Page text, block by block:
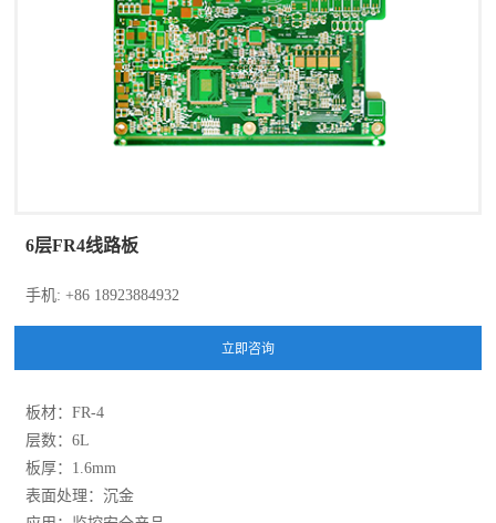
6层FR4线路板
手机: +86 18923884932
板材：FR-4
层数：6L
板厚：1.6mm
表面处理：沉金